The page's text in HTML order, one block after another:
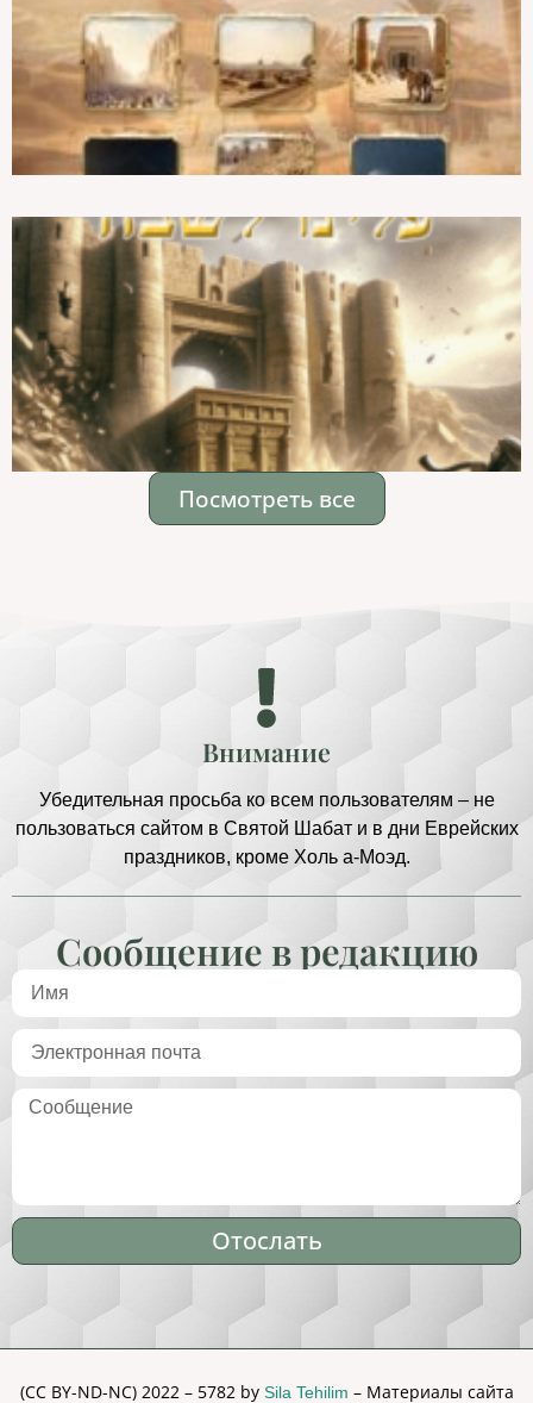
Посмотреть все
Внимание
Убедительная просьба ко всем пользователям – не
пользоваться сайтом в Святой Шабат и в дни Еврейских
праздников, кроме Холь а-Моэд.
Сообщение в редакцию
Отослать
(CC BY-ND-NC) 2022 – 5782 by Sila Tehilim – Материалы сайта